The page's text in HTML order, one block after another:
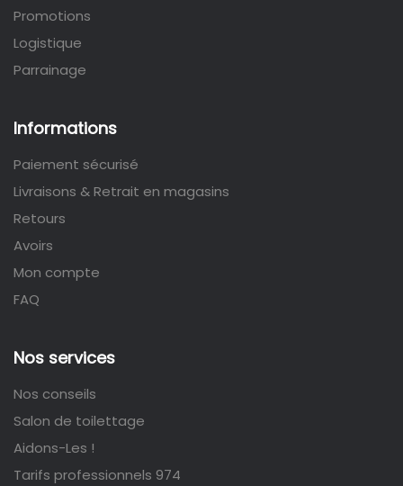
Promotions
Logistique
Parrainage
Informations
Paiement sécurisé
Livraisons & Retrait en magasins
Retours
Avoirs
Mon compte
FAQ
Nos services
Nos conseils
Salon de toilettage
Aidons-Les !
Tarifs professionnels 974